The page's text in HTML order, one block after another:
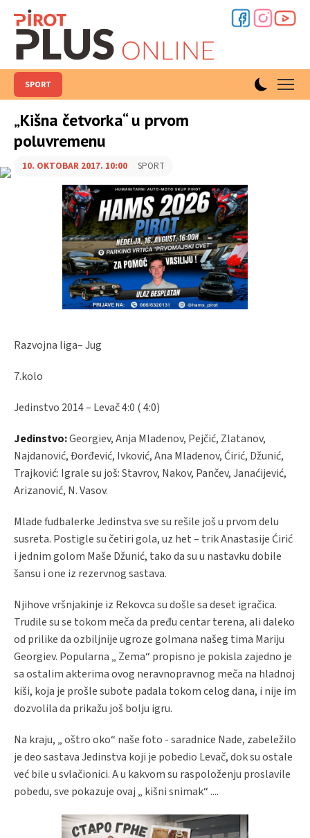
SPORT
„Kišna četvorka“ u prvom
poluvremenu
10. OKTOBAR 2017. 10:00 SPORT
Razvojna liga– Jug
7.kolo
Jedinstvo 2014 – Levač 4:0 ( 4:0)
Jedinstvo:Georgiev, Anja Mladenov, Pejčić, Zlatanov,
Najdanović, Đorđević, Ivković, Ana Mladenov, Ćirić, Džunić,
Trajković: Igrale su još: Stavrov, Nakov, Pančev, Janaćijević,
Arizanović, N. Vasov.
Mlade fudbalerke Jedinstva sve su rešile još u prvom delu
susreta. Postigle su četiri gola, uz het – trik Anastasije Ćirić
i jednim golom Maše Džunić, tako da su u nastavku dobile
šansu i one iz rezervnog sastava.
Njihove vršnjakinje iz Rekovca su došle sa deset igračica.
Trudile su se tokom meča da pređu centar terena, ali daleko
od prilike da ozbiljnije ugroze golmana našeg tima Mariju
Georgiev. Popularna „ Zema“ propisno je pokisla zajedno je
sa ostalim akterima ovog neravnopravnog meča na hladnoj
kiši, koja je prošle subote padala tokom celog dana, i nije im
dozvolila da prikažu još bolju igru.
Na kraju, „ oštro oko“ naše foto - saradnice Nade, zabeležilo
je deo sastava Jedinstva koji je pobedio Levač, dok su ostale
već bile u svlačionici. A u kakvom su raspoloženju proslavile
pobedu, sve pokazuje ovaj „ kišni snimak“ ....